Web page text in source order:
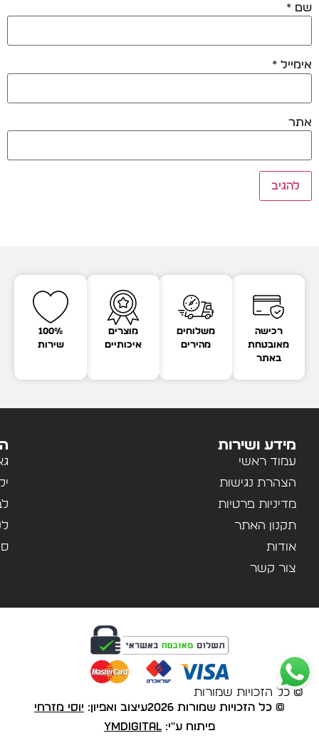
שם *
אימייל *
אתר
רכישה
מאובטחת
באתר
משלוחים
מהירים
מוצרים
איכותיים
100%
שירות
מידע ושירות
עמוד ראשי
הצהרת נגישות
מדיניות פרטיות
תקנון האתר
אודות
צור קשר
© כל הזכויות שמורות
© כל הזכויות שמורות 2026 עיצוב ואפיון: יוסי מזרחי
פיתוח ע"י: YMDigital